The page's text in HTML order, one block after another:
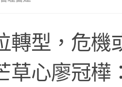
轉型，危機
草心廖冠樺